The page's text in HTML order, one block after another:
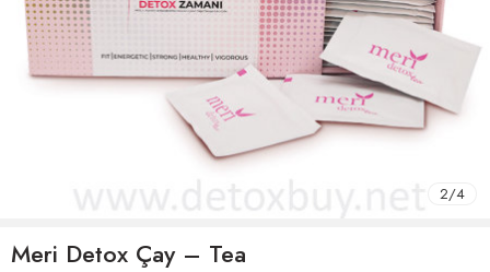
2/4
Meri Detox Çay – Tea